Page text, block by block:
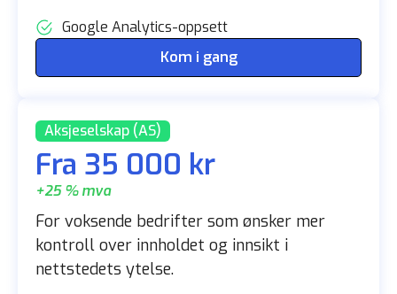
Google Analytics-oppsett
Kom i gang
Aksjeselskap (AS)
Fra 35 000 kr
+25 % mva
For voksende bedrifter som ønsker mer
kontroll over innholdet og innsikt i
nettstedets ytelse.